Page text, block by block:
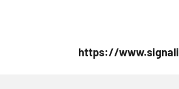
https://